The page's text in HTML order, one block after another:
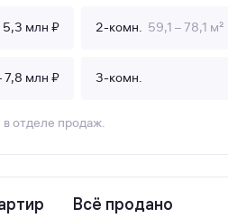
5,3 млн ₽ 2-комн. 59,1 – 78,1 м²
7,8 млн ₽ 3-комн.
в отделе продаж.
Всё продано